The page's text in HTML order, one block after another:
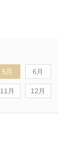
5月 6月
11月 12月